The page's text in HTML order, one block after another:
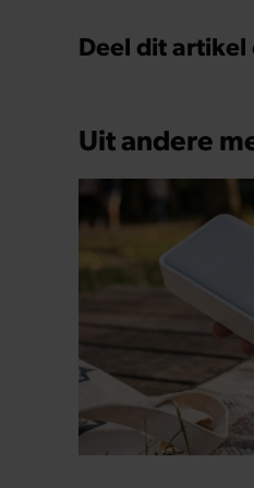
Deel dit artikel
Uit andere